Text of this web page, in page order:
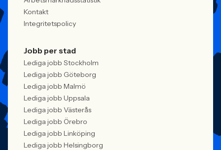
Kontakt
Integritetspolicy
Jobb per stad
Lediga jobb Stockholm
Lediga jobb Göteborg
Lediga jobb Malmö
Lediga jobb Uppsala
Lediga jobb Västerås
Lediga jobb Örebro
Lediga jobb Linköping
Lediga jobb Helsingborg